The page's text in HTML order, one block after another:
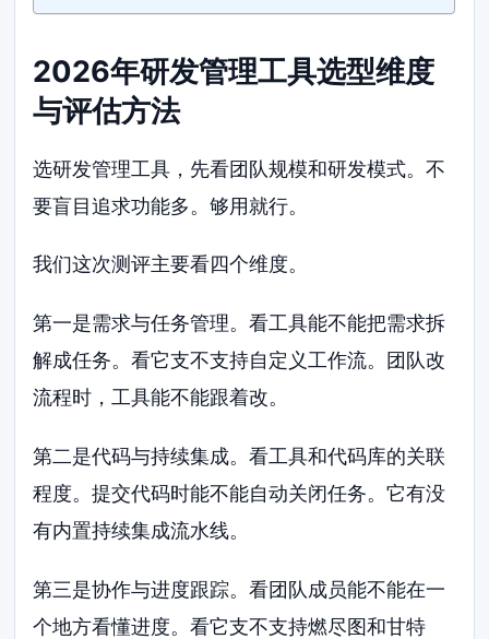
2026年研发管理工具选型维度
与评估方法
选研发管理工具，先看团队规模和研发模式。不
要盲目追求功能多。够用就行。
我们这次测评主要看四个维度。
第一是需求与任务管理。看工具能不能把需求拆
解成任务。看它支不支持自定义工作流。团队改
流程时，工具能不能跟着改。
第二是代码与持续集成。看工具和代码库的关联
程度。提交代码时能不能自动关闭任务。它有没
有内置持续集成流水线。
第三是协作与进度跟踪。看团队成员能不能在一
个地方看懂进度。看它支不支持燃尽图和甘特